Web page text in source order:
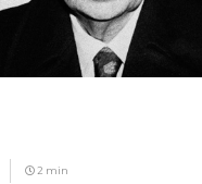
2 min